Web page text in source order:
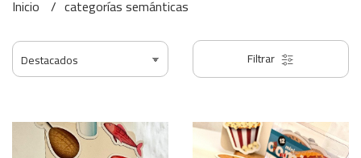
Inicio categorías semánticas
Filtrar